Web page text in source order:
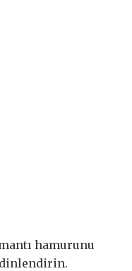
hamurunu
dinlendirin.